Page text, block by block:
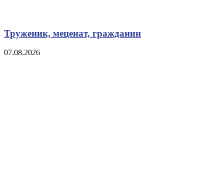
Труженик, меценат, гражданин
07.08.2026